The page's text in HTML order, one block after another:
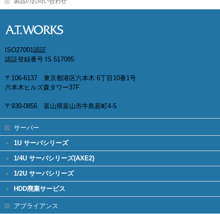
ISO27001認証
認証登録番号 IS 517085
〒106-6137 東京都港区六本木 6丁目10番1号
六本木ヒルズ森タワー37F
〒930-0856 富山県富山市牛島新町4-5
サーバー
1U サーバシリーズ
1/4U サーバシリーズ(AXE2)
1/2U サーバシリーズ
HDD廃棄サービス
アプライアンス